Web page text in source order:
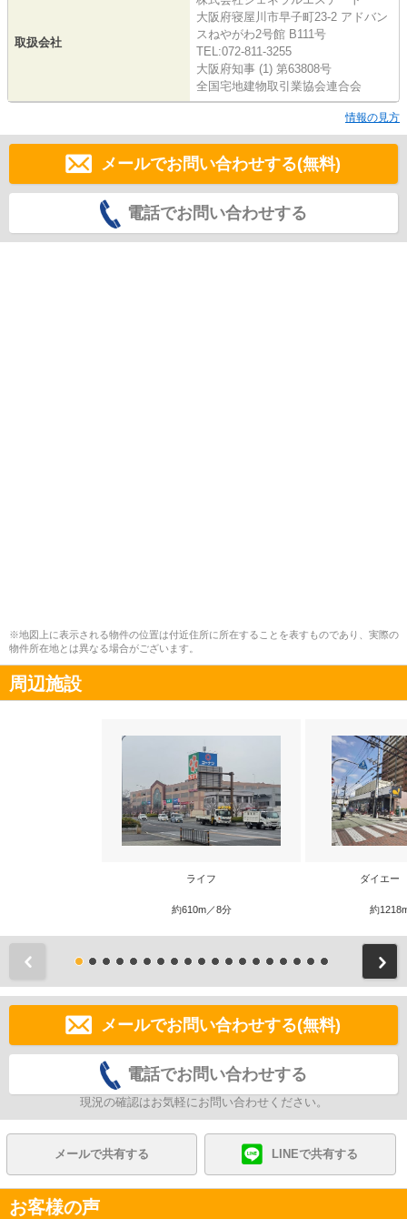
取扱会社
大阪府寝屋川市早子町23-2 アドバン
スねやがわ2号館 B111号
TEL:072-811-3255
大阪府知事 (1) 第63808号
全国宅地建物取引業協会連合会
情報の見方
メールでお問い合わせする(無料)
電話でお問い合わせする
※地図上に表示される物件の位置は付近住所に所在することを表すものであり、実際の
物件所在地とは異なる場合がございます。
周辺施設
ライフ
約610m／8分
ダイエー
約
メールでお問い合わせする(無料)
電話でお問い合わせする
現況の確認はお気軽にお問い合わせください。
メールで共有する LINEで共有する
お客様の声